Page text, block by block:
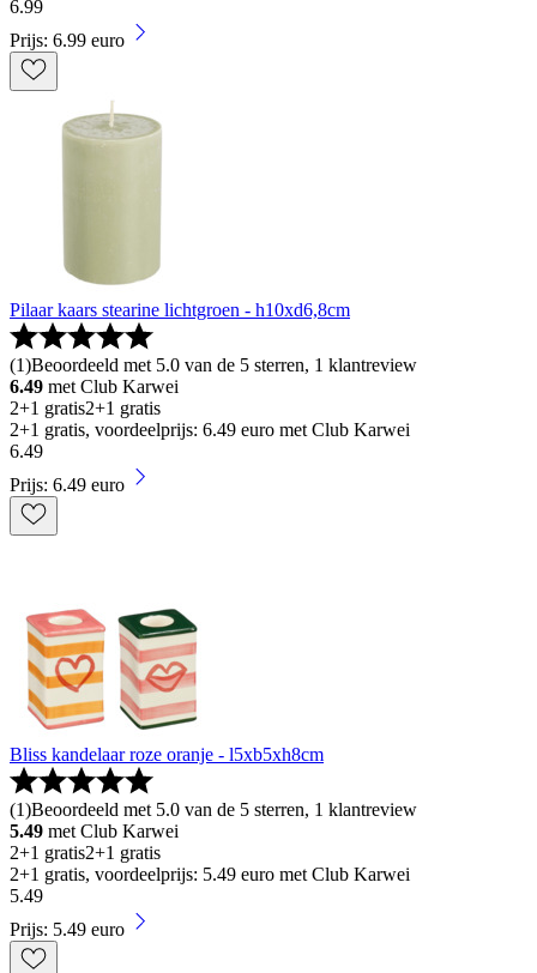
6.99
Prijs: 6.99 euro
Pilaar kaars stearine lichtgroen - h10xd6,8cm
(1)Beoordeeld met 5.0 van de 5 sterren, 1 klantreview
6.49 met Club Karwei
2+1 gratis2+1 gratis
2+1 gratis, voordeelprijs: 6.49 euro met Club Karwei
6.49
Prijs: 6.49 euro
Bliss kandelaar roze oranje - l5xb5xh8cm
(1)Beoordeeld met 5.0 van de 5 sterren, 1 klantreview
5.49 met Club Karwei
2+1 gratis2+1 gratis
2+1 gratis, voordeelprijs: 5.49 euro met Club Karwei
5.49
Prijs: 5.49 euro